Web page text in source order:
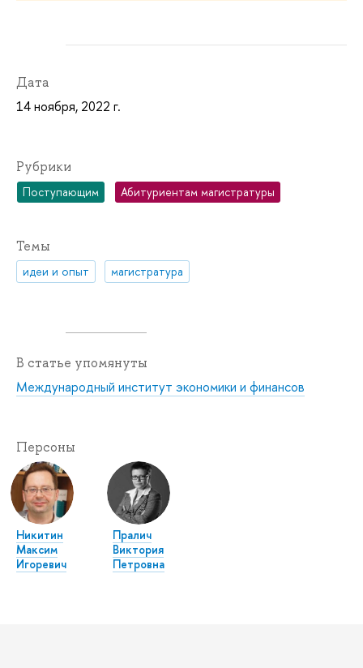
Дата
14 ноября, 2022 г.
Рубрики
Поступающим Абитуриентам магистратуры
Темы
идеи и опыт магистратура
В статье упомянуты
Международный институт экономики и финансов
Персоны
Никитин
Максим
Игоревич
Пралич
Виктория
Петровна